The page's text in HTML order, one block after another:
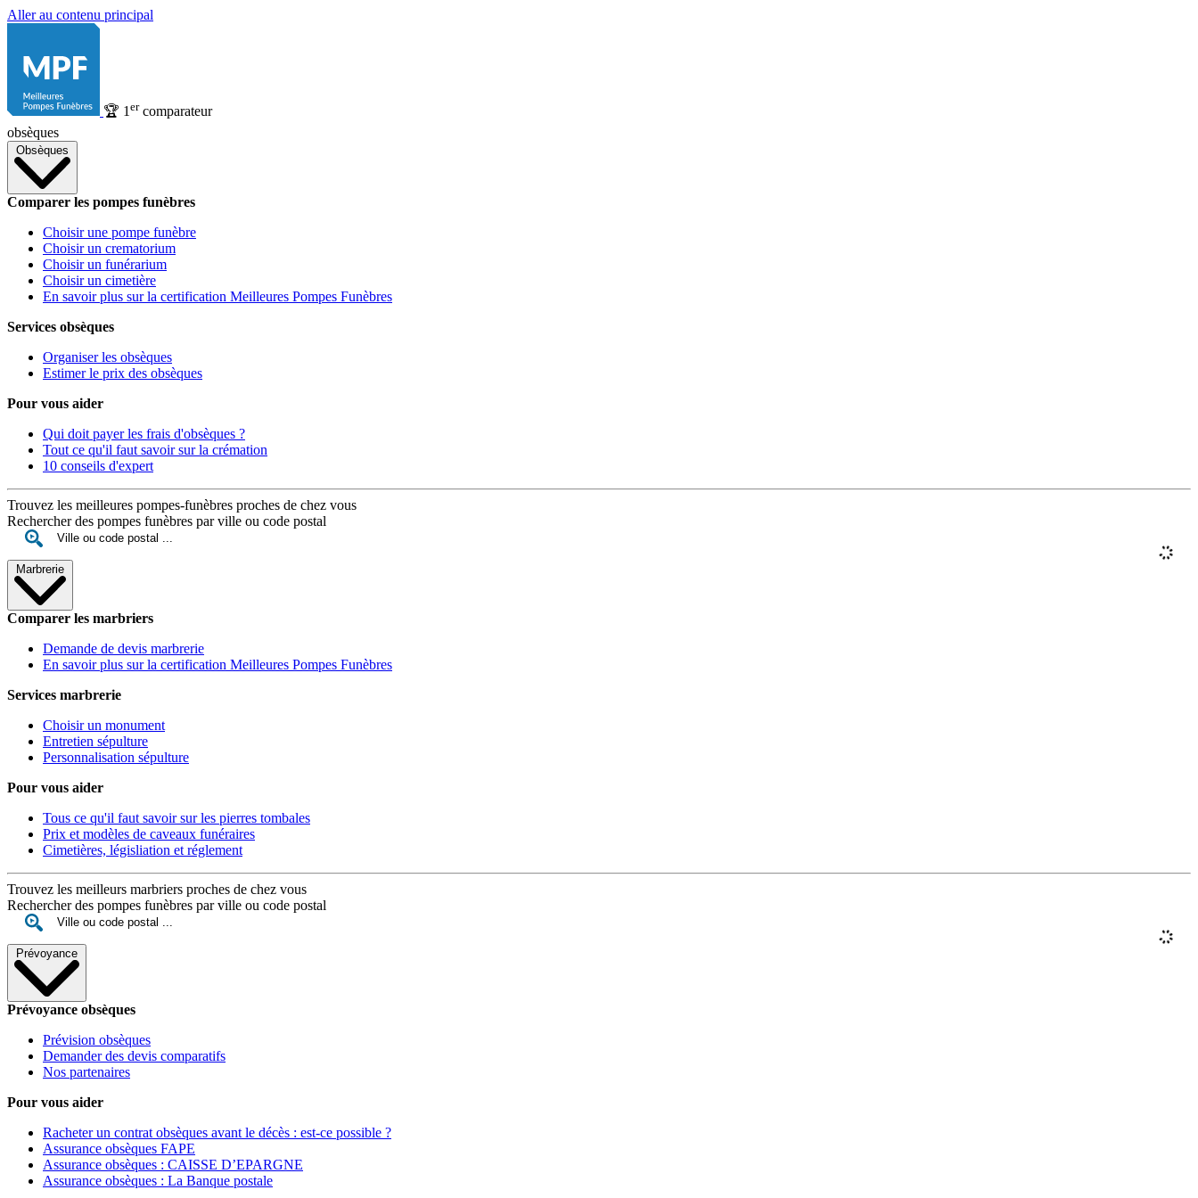
Aller au contenu principal
🏆 1 ercomparateur
obsèques
Obsèques
Comparer les pompes funèbres
Choisir une pompe funèbre
Choisir un crematorium
Choisir un funérarium
Choisir un cimetière
En savoir plus sur la certification Meilleures Pompes Funèbres
Services obsèques
Organiser les obsèques
Estimer le prix des obsèques
Pour vous aider
Qui doit payer les frais d'obsèques ?
Tout ce qu'il faut savoir sur la crémation
10 conseils d'expert
Trouvez les meilleures pompes-funèbres proches de chez vous
Rechercher des pompes funèbres par ville ou code postal
Marbrerie
Comparer les marbriers
Demande de devis marbrerie
En savoir plus sur la certification Meilleures Pompes Funèbres
Services marbrerie
Choisir un monument
Entretien sépulture
Personnalisation sépulture
Pour vous aider
Tous ce qu'il faut savoir sur les pierres tombales
Prix et modèles de caveaux funéraires
Cimetières, législiation et réglement
Trouvez les meilleurs marbriers proches de chez vous
Rechercher des pompes funèbres par ville ou code postal
Prévoyance
Prévoyance obsèques
Prévision obsèques
Demander des devis comparatifs
Nos partenaires
Pour vous aider
Racheter un contrat obsèques avant le décès : est-ce possible ?
Assurance obsèques FAPE
Assurance obsèques : CAISSE D’EPARGNE
Assurance obsèques : La Banque postale